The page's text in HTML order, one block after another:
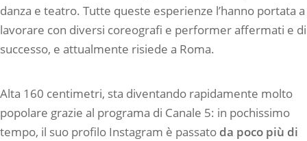
danza e teatro. Tutte queste esperienze l’hanno portata a
lavorare con diversi coreografi e performer affermati e di
successo, e attualmente risiede a Roma.
Alta 160 centimetri, sta diventando rapidamente molto
popolare grazie al programa di Canale 5: in pochissimo
tempo, il suo profilo Instagram è passato da poco più di